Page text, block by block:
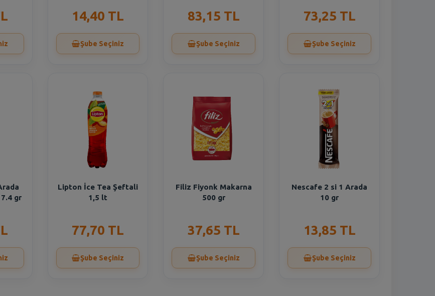
14,40 TL
Şube Seçiniz
83,15 TL
Şube Seçiniz
73,25 TL
Şube Seçiniz
gr
Lipton İce Tea Şeftali
1,5 lt
77,70 TL
Şube Seçiniz
Filiz Fiyonk Makarna
500 gr
37,65 TL
Şube Seçiniz
Nescafe 2 si 1 Arada
10 gr
13,85 TL
Şube Seçiniz